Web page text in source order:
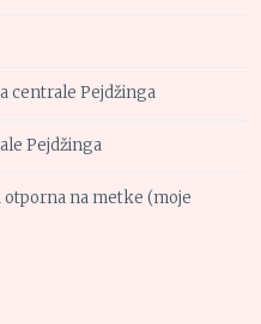
centrale Pejdžinga
Pejdžinga
otporna na metke (moje